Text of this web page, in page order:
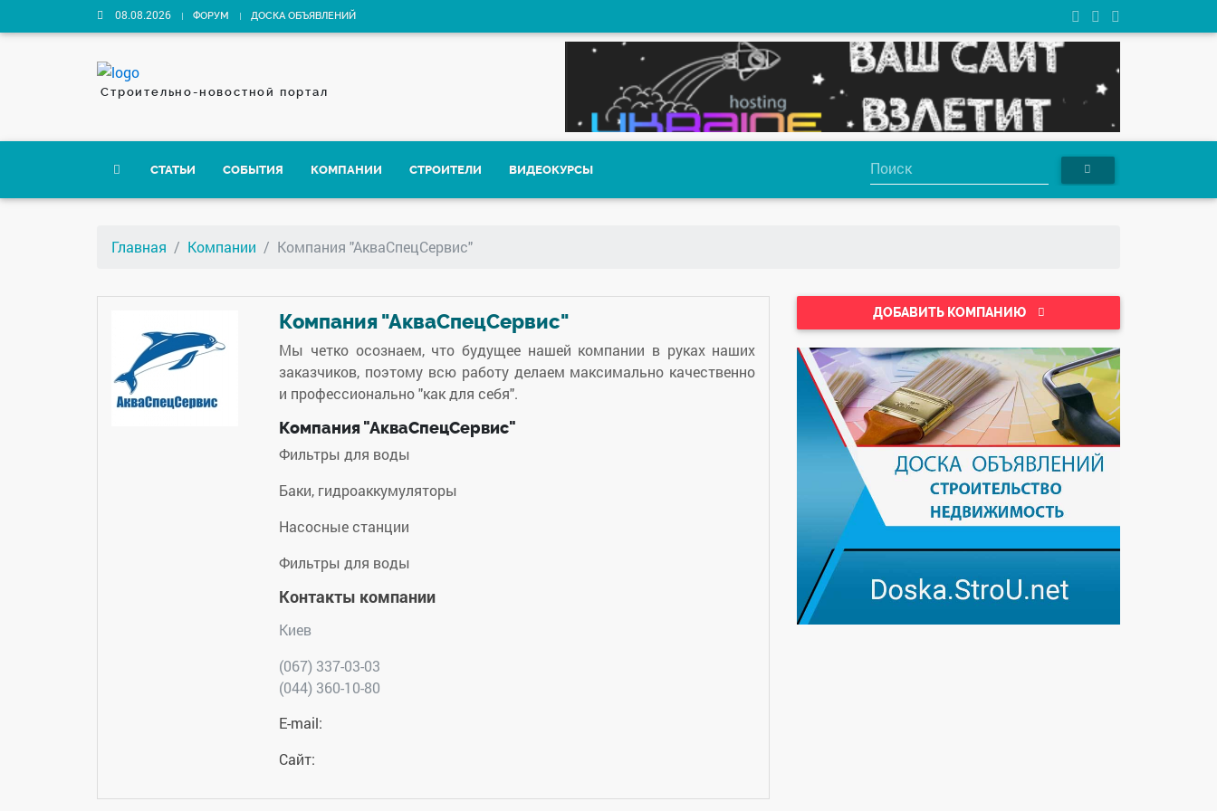
08.08.2026 ФОРУМ ДОСКА ОБЪЯВЛЕНИЙ
Строительно-новостной портал
СТАТЬИ СОБЫТИЯ КОМПАНИИ СТРОИТЕЛИ ВИДЕОКУРСЫ
Главная Компании Компания "АкваСпецСервис"
Компания "АкваСпецСервис"
Мы четко осознаем, что будущее нашей компании в руках наших
заказчиков, поэтому всю работу делаем максимально качественно
и профессионально "как для себя".
Компания "АкваСпецСервис"
Фильтры для воды
Баки, гидроаккумуляторы
Насосные станции
Фильтры для воды
Контакты компании
Киев
(067) 337-03-03
(044) 360-10-80
E-mail:
Сайт:
ДОБАВИТЬ КОМПАНИЮ